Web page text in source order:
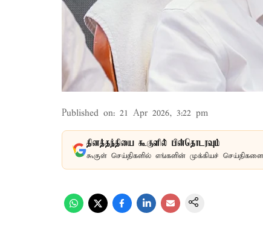
Published on: 21 Apr 2026, 3:22 pm
தினத்தந்தியை கூகுளில் பின்தொடரவும்
கூகுள் செய்திகளில் எங்களின் முக்கியச்